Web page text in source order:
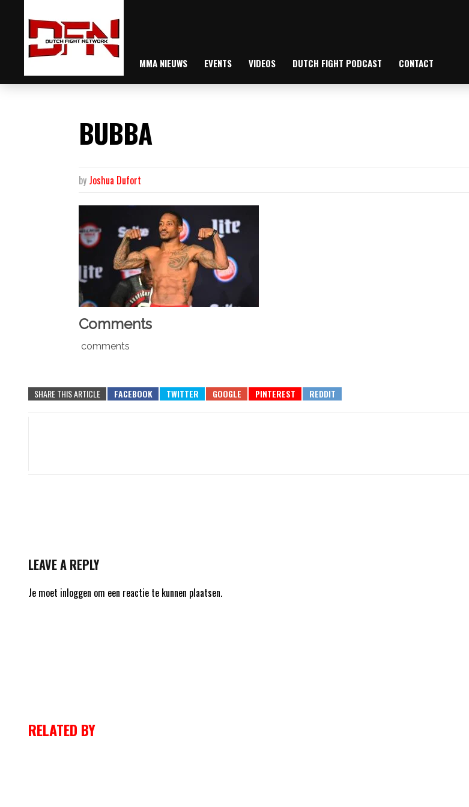
MMA NIEUWS EVENTS VIDEOS DUTCH FIGHT PODCAST CONTACT
BUBBA
by Joshua Dufort
Comments
comments
SHARE THIS ARTICLE
LEAVE A REPLY
Je moet inloggen om een reactie te kunnen plaatsen.
RELATED BY